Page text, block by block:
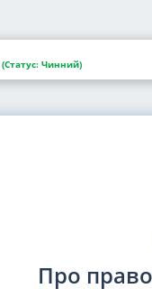
(Статус: Чинний)
Про